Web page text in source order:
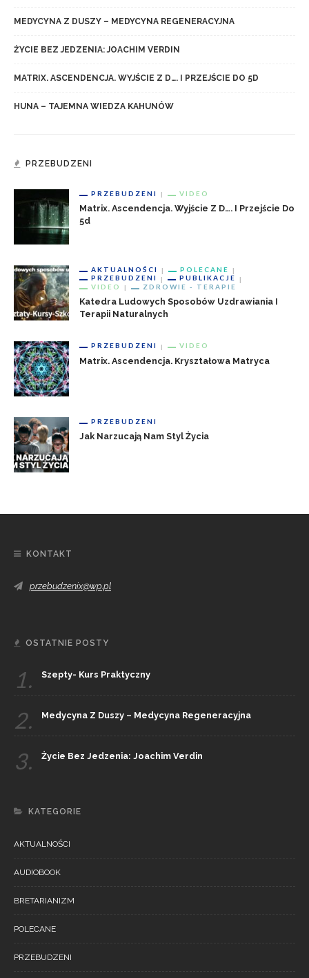
MEDYCYNA Z DUSZY – MEDYCYNA REGENERACYJNA
ŻYCIE BEZ JEDZENIA: JOACHIM VERDIN
MATRIX. ASCENDENCJA. WYJŚCIE Z D…. I PRZEJŚCIE DO 5D
HUNA – TAJEMNA WIEDZA KAHUNÓW
PRZEBUDZENI
PRZEBUDZENI VIDEO
Matrix. Ascendencja. Wyjście Z D…. I Przejście Do
5d
AKTUALNOŚCI
POLECANE
PRZEBUDZENI
PUBLIKACJE
VIDEO
ZDROWIE - TERAPIE
Katedra Ludowych Sposobów Uzdrawiania I
Terapii Naturalnych
PRZEBUDZENI VIDEO
Matrix. Ascendencja. Kryształowa Matryca
PRZEBUDZENI
Jak Narzucają Nam Styl Życia
KONTAKT
przebudzenix@wp.pl
OSTATNIE POSTY
1. Szepty- Kurs Praktyczny
2. Medycyna Z Duszy – Medycyna Regeneracyjna
3. Życie Bez Jedzenia: Joachim Verdin
KATEGORIE
AKTUALNOŚCI
AUDIOBOOK
BRETARIANIZM
POLECANE
PRZEBUDZENI